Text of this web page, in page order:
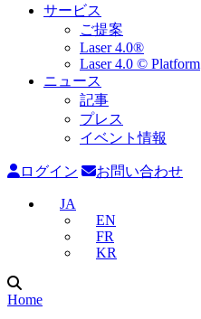
サービス
ご提案
Laser 4.0®
Laser 4.0 © Platform
ニュース
記事
プレス
イベント情報
ログイン お問い合わせ
JA
EN
FR
KR
Home